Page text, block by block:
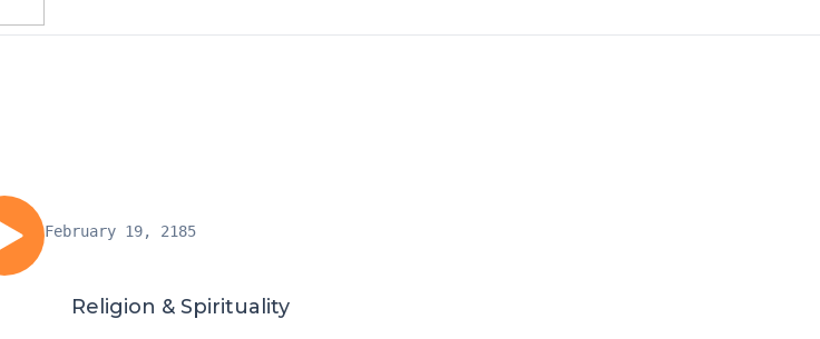
February 19, 2185
Religion & Spirituality